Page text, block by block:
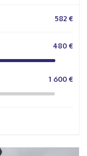
582 €
480 €
1 600 €